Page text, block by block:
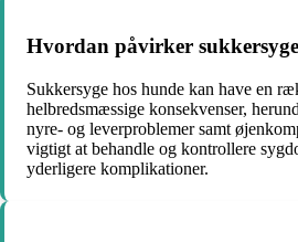
Hvordan påvirker
Sukkersyge hos hunde kan have en
helbredsmæssige konsekvenser,
nyre- og leverproblemer samt
vigtigt at behandle og kontrollere
yderligere komplikationer.